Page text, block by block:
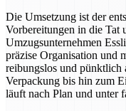
Die Umsetzung ist der
Vorbereitungen in die Tat
Umzugsunternehmen
präzise Organisation und
reibungslos und pünktlich
Verpackung bis hin zum
läuft nach Plan und unter